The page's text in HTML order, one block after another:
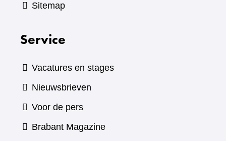
Sitemap
Service
Vacatures en stages
Nieuwsbrieven
Voor de pers
Brabant Magazine(verwijst